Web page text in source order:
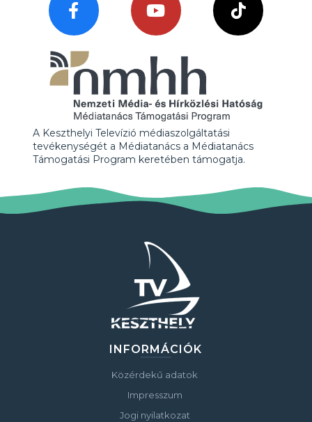
A Keszthelyi Televízió médiaszolgáltatási
tevékenységét a Médiatanács a Médiatanács
Támogatási Program keretében támogatja.
INFORMÁCIÓK
Közérdekű adatok
Impresszum
Jogi nyilatkozat